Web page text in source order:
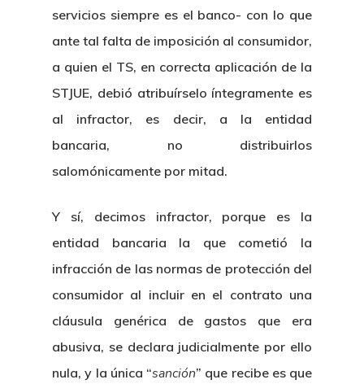
servicios siempre es el banco- con lo que
ante tal falta de imposición al consumidor,
a quien el TS, en correcta aplicación de la
STJUE, debió atribuírselo íntegramente es
al infractor, es decir, a la entidad
bancaria, no distribuirlos
salomónicamente por mitad.
Y sí, decimos infractor, porque es la
entidad bancaria la que cometió la
infracción de las normas de protección del
consumidor al incluir en el contrato una
cláusula genérica de gastos que era
abusiva, se declara judicialmente por ello
nula, y la única “sanción” que recibe es que